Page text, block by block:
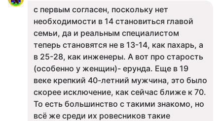
с первым согласен, поскольку нет
необходимости в 14 становиться главой
семьи, да и реальным специалистом
теперь становятся не в 13-14, как пахарь, а
в 25-28, как инженеры. А вот про старость
(особенно у женщин)- ерунда. Еще в 19
веке крепкий 40-летний мужчина, это было
скорее исключение, как сейчас ближе к 70.
То есть большинство с такими знакомо, но
всё же среди их ровесников такие